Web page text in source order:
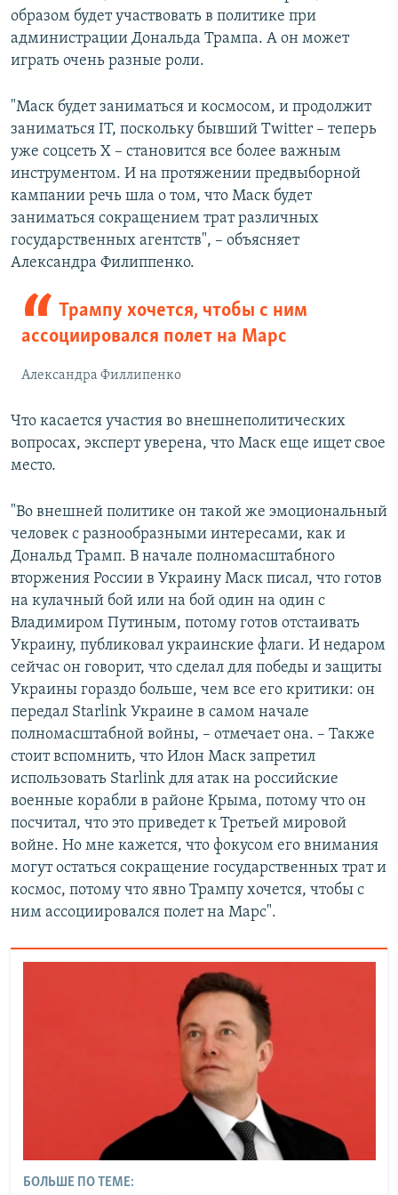
720p 1080p
720p
1080p
образом будет участвовать в политике при
администрации Дональда Трампа. А он может
играть очень разные роли.
"Маск будет заниматься и космосом, и продолжит
заниматься IT, поскольку бывший Twitter – теперь
уже соцсеть X – становится все более важным
инструментом. И на протяжении предвыборной
кампании речь шла о том, что Маск будет
заниматься сокращением трат различных
государственных агентств", – объясняет
Александра Филиппенко.
Трампу хочется, чтобы с ним
ассоциировался полет на Марс
Александра Филлипенко
Что касается участия во внешнеполитических
вопросах, эксперт уверена, что Маск еще ищет свое
место.
"Во внешней политике он такой же эмоциональный
человек с разнообразными интересами, как и
Дональд Трамп. В начале полномасштабного
вторжения России в Украину Маск писал, что готов
на кулачный бой или на бой один на один с
Владимиром Путиным, потому готов отстаивать
Украину, публиковал украинские флаги. И недаром
сейчас он говорит, что сделал для победы и защиты
Украины гораздо больше, чем все его критики: он
передал Starlink Украине в самом начале
полномасштабной войны, – отмечает она. – Также
стоит вспомнить, что Илон Маск запретил
использовать Starlink для атак на российские
военные корабли в районе Крыма, потому что он
посчитал, что это приведет к Третьей мировой
войне. Но мне кажется, что фокусом его внимания
могут остаться сокращение государственных трат и
космос, потому что явно Трампу хочется, чтобы с
ним ассоциировался полет на Марс".
БОЛЬШЕ ПО ТЕМЕ: